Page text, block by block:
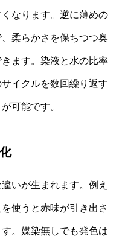
なります。逆に薄めの
柔らかさを保ちつつ奥
ます。染液と水の比率
イクルを数回繰り返す
可能です。
いが生まれます。例え
使うと赤味が引き出さ
。媒染無しでも発色は